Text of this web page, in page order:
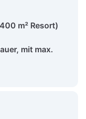
m² Resort)
mit max.